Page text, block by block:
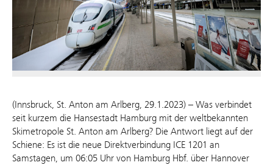
(Innsbruck, St. Anton am Arlberg, 29.1.2023) – Was verbindet
seit kurzem die Hansestadt Hamburg mit der weltbekannten
Skimetropole St. Anton am Arlberg? Die Antwort liegt auf der
Schiene: Es ist die neue Direktverbindung ICE 1201 an
Samstagen, um 06:05 Uhr von Hamburg Hbf. über Hannover